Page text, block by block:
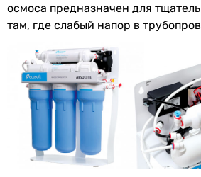
Основные характеристики
Тип фильтра для воды
обратный осмос
обратный осмос
обратный осмос
обратный осмос
обратный осмос
обратный осмос
Тип крану одинарный
объем бака
Объем
Материал бака пластик
Производство
США
осмоса предназначен для
там, где слабый напор в